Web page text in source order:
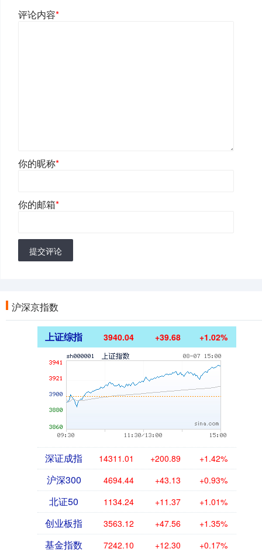
评论内容*
你的昵称*
你的邮箱*
提交评论
沪深京指数
上证综指 3940.04 +39.68 +1.02%
深证成指 14311.01 +200.89 +1.42%
沪深300 4694.44 +43.13 +0.93%
北证50 1134.24 +11.37 +1.01%
创业板指 3563.12 +47.56 +1.35%
基金指数 7242.10 +12.30 +0.17%